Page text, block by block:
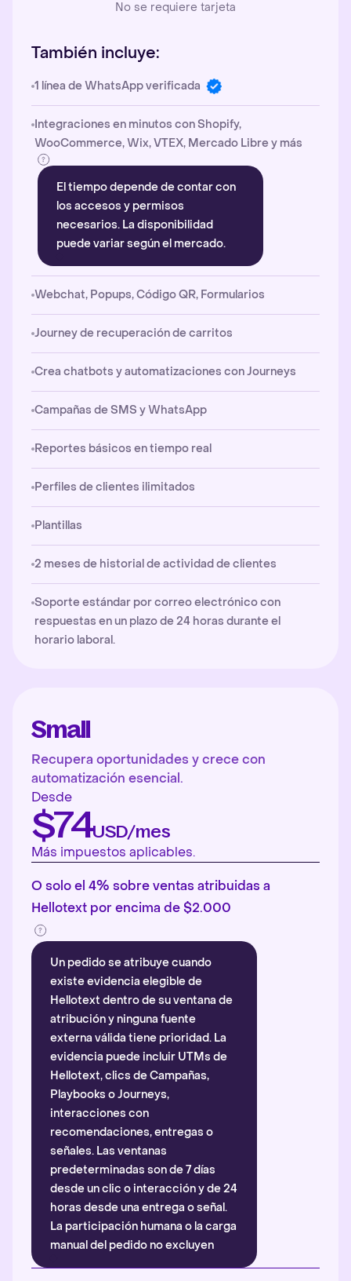
No se requiere tarjeta
También incluye:
1 línea de WhatsApp verificada
Integraciones en minutos con Shopify,
WooCommerce, Wix, VTEX, Mercado Libre y más
El tiempo depende de contar con
los accesos y permisos
necesarios. La disponibilidad
puede variar según el mercado.
Webchat, Popups, Código QR, Formularios
Journey de recuperación de carritos
Crea chatbots y automatizaciones con Journeys
Campañas de SMS y WhatsApp
Reportes básicos en tiempo real
Perfiles de clientes ilimitados
Plantillas
2 meses de historial de actividad de clientes
Soporte estándar por correo electrónico con
respuestas en un plazo de 24 horas durante el
horario laboral.
Small
Recupera oportunidades y crece con
automatización esencial.
Desde
$74USD/mes
Más impuestos aplicables.
O solo el 4% sobre ventas atribuidas a
Hellotext por encima de $2.000
Un pedido se atribuye cuando
existe evidencia elegible de
Hellotext dentro de su ventana de
atribución y ninguna fuente
externa válida tiene prioridad. La
evidencia puede incluir UTMs de
Hellotext, clics de Campañas,
Playbooks o Journeys,
interacciones con
recomendaciones, entregas o
señales. Las ventanas
predeterminadas son de 7 días
desde un clic o interacción y de 24
horas desde una entrega o señal.
La participación humana o la carga
manual del pedido no excluyen
automáticamente la atribución.